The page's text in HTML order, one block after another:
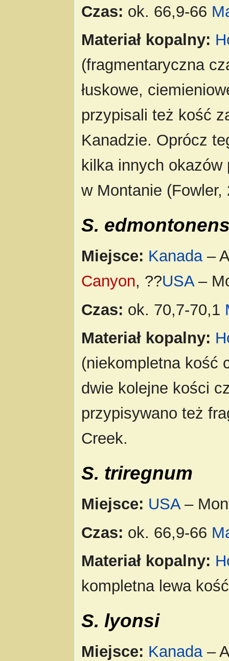
Czas: ok. 66,9-66
Materiał kopalny:
(fragmentaryczna
łuskowe,
przypisali też kość
Kanadzie. Oprócz
kilka innych
w Montanie (Fowler,
S.
Miejsce: Kanada–
Canyon, ??USA–
Czas: ok. 70,7-70,1
Materiał kopalny:
(niekompletna kość
dwie kolejne kości
przypisywano też
Creek.
S. triregnum
Miejsce: USA–
Czas: ok. 66,9-66
Materiał kopalny:
kompletna lewa
S. lyonsi
Miejsce: Kanada–